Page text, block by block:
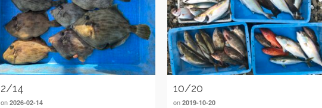
2/14
on 2026-02-14
10/20
on2019-10-20